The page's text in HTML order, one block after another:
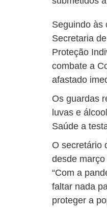
Seguindo às
Secretaria
Proteção
combate a
afastado
Os guardas
luvas e
Saúde a
O secretário
desde
“Com a
faltar nada
proteger a